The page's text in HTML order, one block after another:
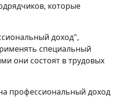
которые
доход",
специальный
они состоят в трудовых
профессиональный доход